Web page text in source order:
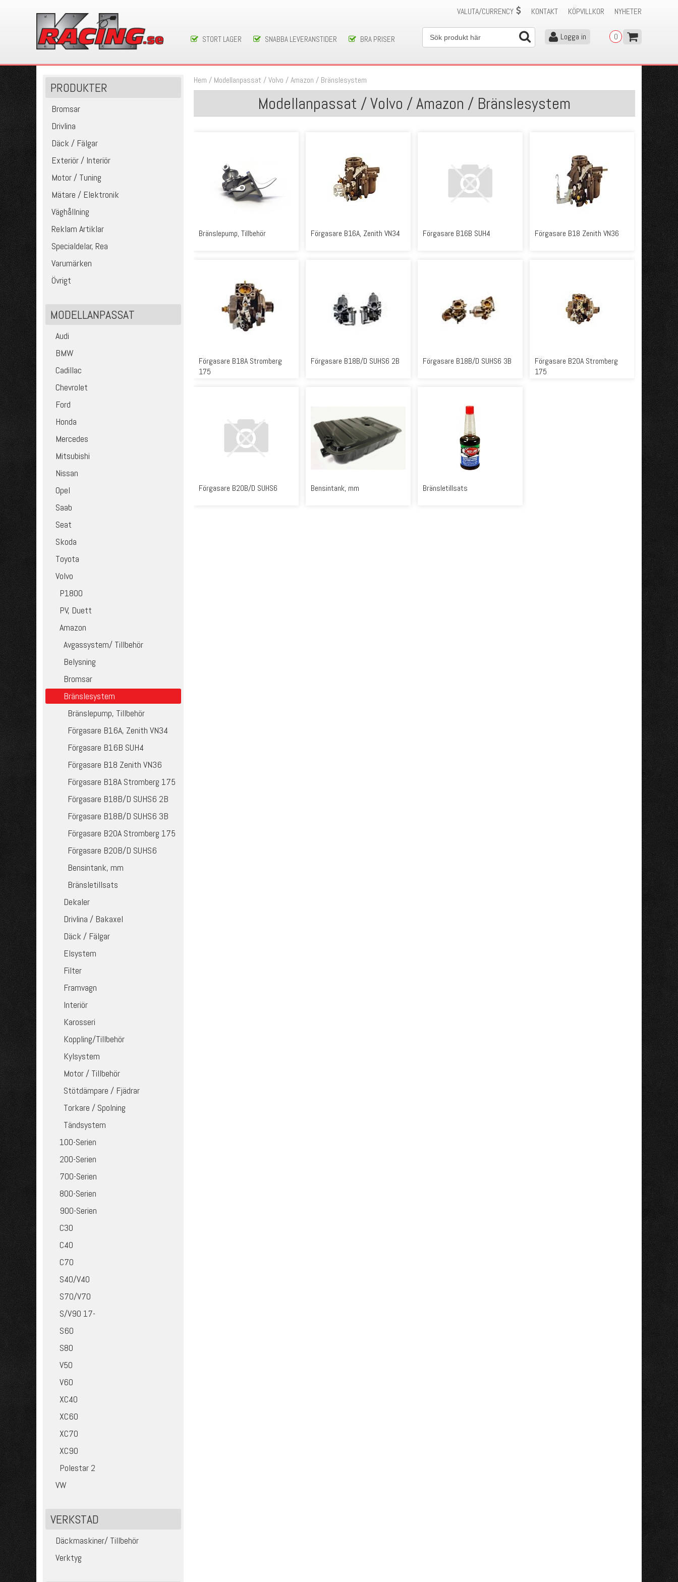
NYHETER
KÖPVILLKOR
KONTAKT
VALUTA/CURRENCY
STORT LAGER SNABBA LEVERANSTIDER BRA PRISER 0
Logga in
PRODUKTER
Bromsar
Drivlina
Däck / Fälgar
Exteriör / Interiör
Motor / Tuning
Mätare / Elektronik
Väghållning
Reklam Artiklar
Specialdelar, Rea
Varumärken
Övrigt
MODELLANPASSAT
Audi
BMW
Cadillac
Chevrolet
Ford
Honda
Mercedes
Mitsubishi
Nissan
Opel
Saab
Seat
Skoda
Toyota
Volvo
P1800
PV, Duett
Amazon
Avgassystem/ Tillbehör
Belysning
Bromsar
Bränslesystem
Bränslepump, Tillbehör
Förgasare B16A, Zenith VN34
Förgasare B16B SUH4
Förgasare B18 Zenith VN36
Förgasare B18A Stromberg 175
Förgasare B18B/D SUHS6 2B
Förgasare B18B/D SUHS6 3B
Förgasare B20A Stromberg 175
Förgasare B20B/D SUHS6
Bensintank, mm
Bränsletillsats
Dekaler
Drivlina / Bakaxel
Däck / Fälgar
Elsystem
Filter
Framvagn
Interiör
Karosseri
Koppling/Tillbehör
Kylsystem
Motor / Tillbehör
Stötdämpare / Fjädrar
Torkare / Spolning
Tändsystem
100-Serien
200-Serien
700-Serien
800-Serien
900-Serien
C30
C40
C70
S40/V40
S70/V70
S/V90 17-
S60
S80
V50
V60
XC40
XC60
XC70
XC90
Polestar 2
VW
VERKSTAD
Däckmaskiner/ Tillbehör
Verktyg
Hem / Modellanpassat /Volvo /Amazon / Bränslesystem
Modellanpassat / Volvo / Amazon / Bränslesystem
Bränslepump, Tillbehör Förgasare B16A, Zenith VN34 Förgasare B16B SUH4 Förgasare B18 Zenith VN36
Förgasare B18A Stromberg
175
Förgasare B18B/D SUHS6 2B Förgasare B18B/D SUHS6 3B
Förgasare B20A Stromberg
175
Förgasare B20B/D SUHS6 Bensintank, mm Bränsletillsats